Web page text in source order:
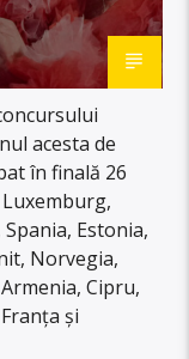
acesta de
în finală 26
Estonia,
Norvegia,
Cipru,
și